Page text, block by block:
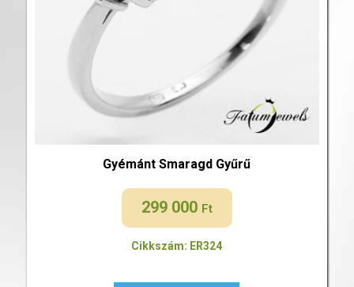
Gyémánt Smaragd Gyűrű
299 000 Ft
Cikkszám: ER324